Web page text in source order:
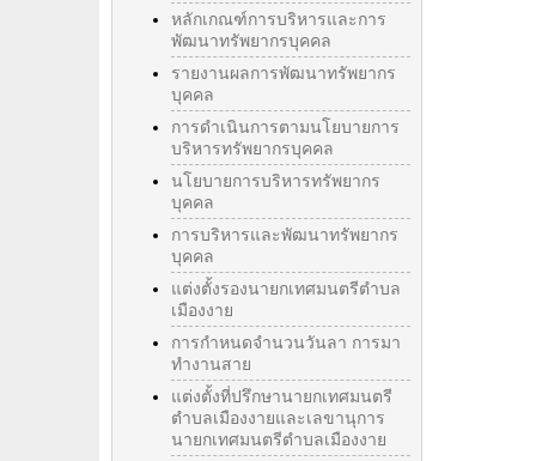
หลักเกณฑ์การบริหารและการ
พัฒนาทรัพยากรบุคคล
รายงานผลการพัฒนาทรัพยากร
บุคคล
การดำเนินการตามนโยบายการ
บริหารทรัพยากรบุคคล
นโยบายการบริหารทรัพยากร
บุคคล
การบริหารและพัฒนาทรัพยากร
บุคคล
แต่งตั้งรองนายกเทศมนตรีตำบล
เมืองงาย
การกำหนดจำนวนวันลา การมา
ทำงานสาย
แต่งตั้งที่ปรึกษานายกเทศมนตรี
ตำบลเมืองงายและเลขานุการ
นายกเทศมนตรีตำบลเมืองงาย